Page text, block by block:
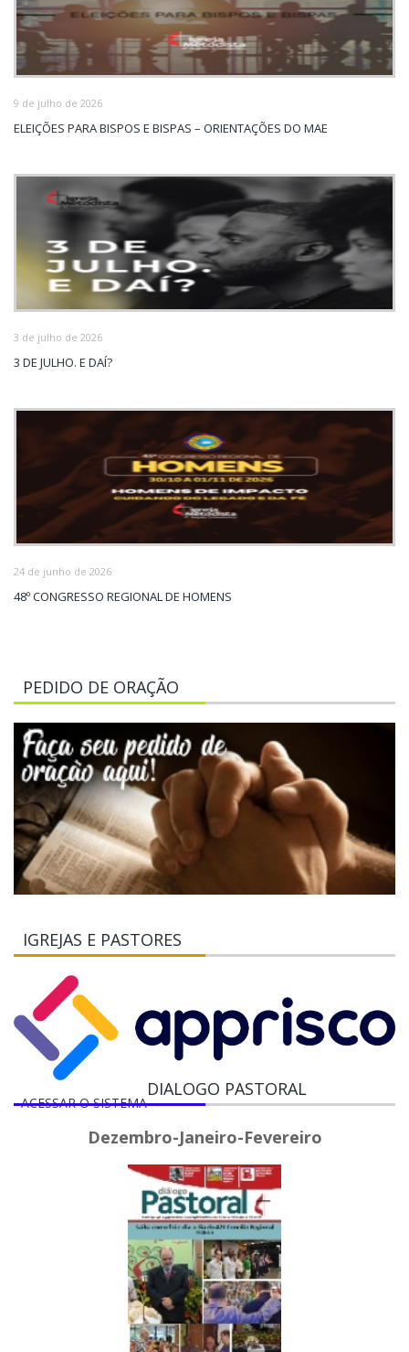
9 de julho de 2026
ELEIÇÕES PARA BISPOS E BISPAS – ORIENTAÇÕES DO MAE
3 de julho de 2026
3 DE JULHO. E DAÍ?
24 de junho de 2026
48º CONGRESSO REGIONAL DE HOMENS
PEDIDO DE ORAÇÃO
IGREJAS E PASTORES
ACESSAR O SISTEMA
DIALOGO PASTORAL
Dezembro-Janeiro-Fevereiro